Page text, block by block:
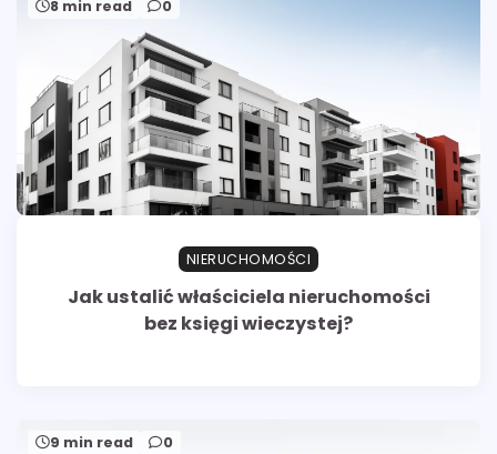
8 min read 0
NIERUCHOMOŚCI
Jak ustalić właściciela nieruchomości
bez księgi wieczystej?
9 min read 0